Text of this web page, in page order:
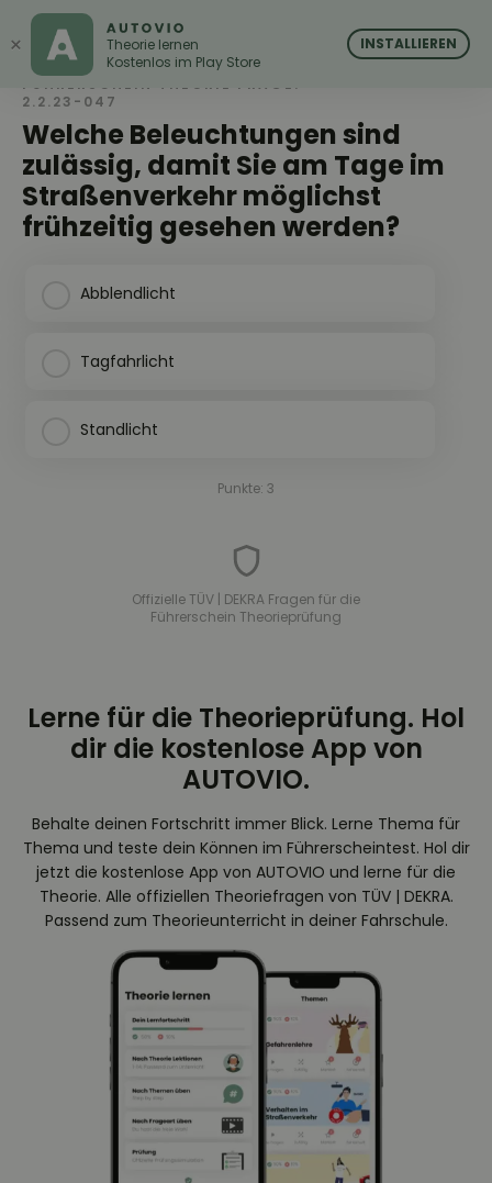
AUTOVIO
Welche Beleuchtungen sind
zulässig, damit Sie am Tage im
Straßenverkehr möglichst
frühzeitig gesehen werden?
FÜHRERSCHEIN THEORIE FRAGE:
2.2.23-047
Abblendlicht
Tagfahrlicht
Standlicht
Punkte: 3
Offizielle TÜV | DEKRA Fragen für die
Führerschein Theorieprüfung
Lerne für die Theorieprüfung. Hol
dir die kostenlose App von
AUTOVIO.
Behalte deinen Fortschritt immer Blick. Lerne Thema für
Thema und teste dein Können im Führerscheintest. Hol dir
jetzt die kostenlose App von AUTOVIO und lerne für die
Theorie. Alle offiziellen Theoriefragen von TÜV | DEKRA.
Passend zum Theorieunterricht in deiner Fahrschule.
× AUTOVIO
Theorie lernen
Kostenlos im Play Store
INSTALLIEREN